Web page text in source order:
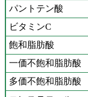
パントテン酸
ビタミンC
飽和脂肪酸
一価不飽和脂肪酸
多価不飽和脂肪酸